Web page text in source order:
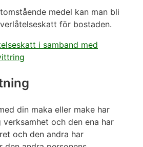
medel kan man bli
för bostaden.
i samband med
din maka eller make har
och den ena har
och den andra har